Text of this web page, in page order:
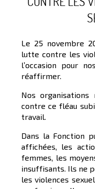
Le 25 novembre
lutte contre les
l’occasion pour
réaffirmer.
Nos
contre ce fléau
travail.
Dans la Fonction
affichées, les
femmes, les
insuffisants. Ils ne
les violences